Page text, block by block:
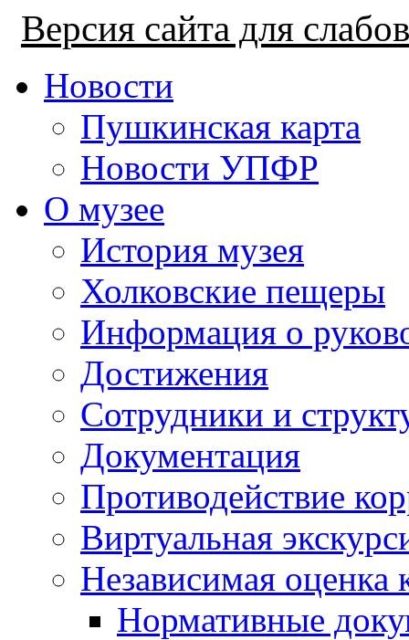
Версия сайта для
Новости
Пушкинская карта
Новости УПФР
О музее
История музея
Холковские пещеры
Информация о
Достижения
Сотрудники и
Документация
Противодействие
Виртуальная
Независимая оценка
Нормативные